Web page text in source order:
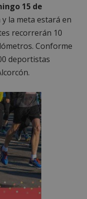
15 de
y la meta estará en
recorrerán 10
Conforme
deportistas